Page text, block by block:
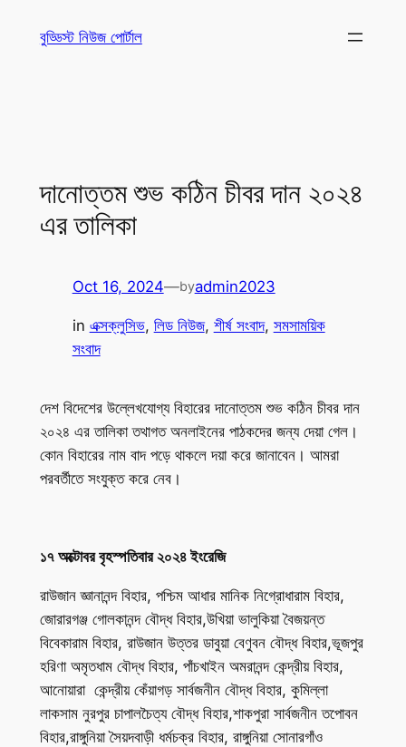
বুড্ডিস্ট নিউজ পোর্টাল
দানোত্তম শুভ কঠিন চীবর দান ২০২৪
এর তালিকা
Oct 16, 2024—byadmin2023
in এক্সক্লুসিভ, লিড নিউজ, শীর্ষ সংবাদ, সমসাময়িক
সংবাদ
দেশ বিদেশের উল্লেখযোগ্য বিহারের দানোত্তম শুভ কঠিন চীবর দান
২০২৪ এর তালিকা তথাগত অনলাইনের পাঠকদের জন্য দেয়া গেল।
কোন বিহারের নাম বাদ পড়ে থাকলে দয়া করে জানাবেন। আমরা
পরবর্তীতে সংযুক্ত করে নেব।
১৭ অক্টোবর বৃহস্পতিবার ২০২৪ ইংরেজি
রাউজান জ্ঞানানন্দ বিহার, পশ্চিম আধার মানিক নিগ্রোধারাম বিহার,
জোরারগঞ্জ গোলকানন্দ বৌদ্ধ বিহার,উখিয়া ভালুকিয়া বৈজয়ন্ত
বিবেকারাম বিহার, রাউজান উত্তর ডাবুয়া বেণুবন বৌদ্ধ বিহার,ভূজপুর
হরিণা অমৃতধাম বৌদ্ধ বিহার, পাঁচখাইন অমরানন্দ কেন্দ্রীয় বিহার,
আনোয়ারা কেন্দ্রীয় কেঁয়াগড় সার্বজনীন বৌদ্ধ বিহার, কুমিল্লা
লাকসাম নুরপুর চাপালচৈত্য বৌদ্ধ বিহার,শাকপুরা সার্বজনীন তপোবন
বিহার,রাঙ্গুনিয়া সৈয়দবাড়ী ধর্মচক্র বিহার, রাঙ্গুনিয়া সোনারগাঁও